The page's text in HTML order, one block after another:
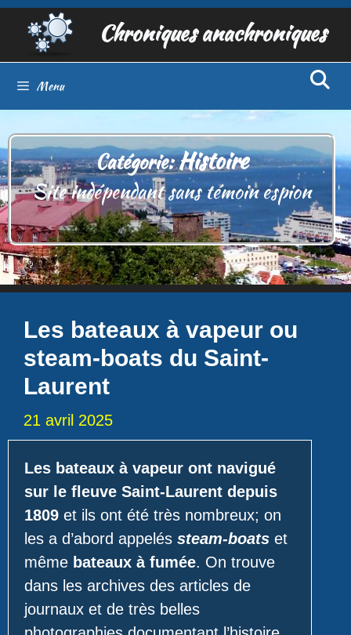
Aller
contenu
Chroniques anachroniques
Menu
Catégorie:Histoire
Site indépendant sans témoin espion
Les bateaux à vapeur ou
steam-boats du Saint-
Laurent
21 avril 2025
Les bateaux à vapeur ont navigué
sur le fleuve Saint-Laurent depuis
1809 et ils ont été très nombreux; on
les a d’abord appelés steam-boats et
même bateaux à fumée. On trouve
dans les archives des articles de
journaux et de très belles